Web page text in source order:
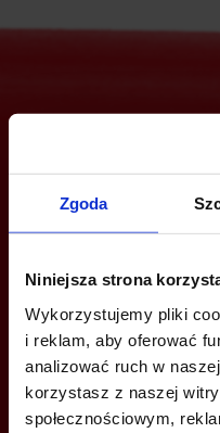
Zgoda
Niniejsza strona
Wykorzystujemy pliki
i reklam, aby oferować
analizować ruch w
korzystasz z naszej
społecznościowym,
Jesteś
ZADZWOŃ I DOWIEDZ SIĘ
info@bazabiur.pl